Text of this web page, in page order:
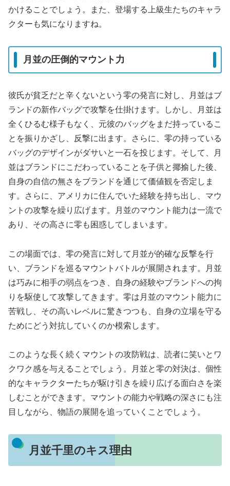
かけることでしょう。また、登場する上級生たちのキャラ
クターも気になりますね。
月並の圧倒的マウント力
彼氏が貧乏だと辛くないという零の発言に対し、月並はブ
ランドの新作バッグで攻撃を仕掛けます。しかし、月並は
全くひるむ様子もなく、元彼のバッグをまだ持っているこ
とを振りかざし、反撃に出ます。さらに、零の持っている
バッグのデザインがダサいと一石を投じます。そして、月
並はブランドにこだわっていることを子供と揶揄した後、
自身の自信の無さをブランドを通じて価値観を否定しま
す。さらに、アメリカに住んでいた経験を持ち出し、マウ
ントの攻撃を繰り広げます。月並のマウント能力は一流で
あり、その高さに零も困惑してしまいます。
この場面では、零の発言に対して月並が的確な反撃を行
い、ブランドを巡るマウントバトルが展開されます。月並
は巧みに相手の弱点をつき、自身の経験やブランドへの拘
りを駆使して攻撃してきます。零は月並のマウント能力に
苦戦し、その高いレベルに驚きつつも、自身の立場を守る
ためにどう対抗していくのか模索します。
このような長く続くマウントの攻防戦は、読者に笑いとワ
クワク感を与えることでしょう。月並と零の対決は、個性
的なキャラクターたちが駆け引きを繰り広げる面白さを楽
しむことができます。マウントの能力や戦略の深さにも注
目しながら、物語の展開を追っていくことでしょう。
月並千里のキス理由